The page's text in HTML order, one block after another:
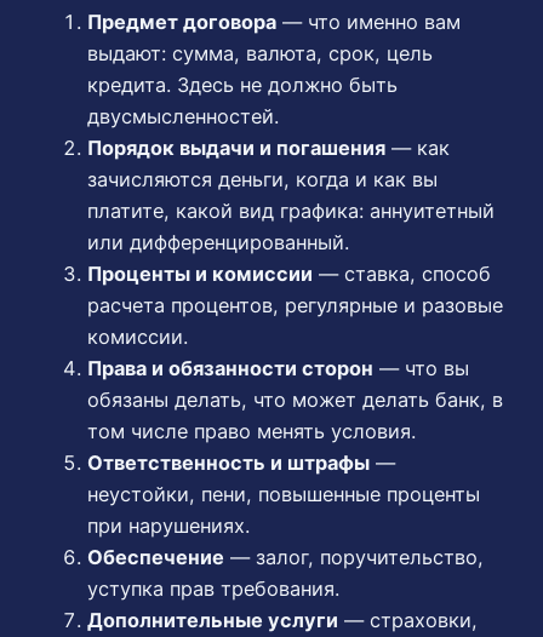
Предмет договора — что именно вам
выдают: сумма, валюта, срок, цель
кредита. Здесь не должно быть
двусмысленностей.
Порядок выдачи и погашения — как
зачисляются деньги, когда и как вы
платите, какой вид графика: аннуитетный
или дифференцированный.
Проценты и комиссии — ставка, способ
расчета процентов, регулярные и разовые
комиссии.
Права и обязанности сторон — что вы
обязаны делать, что может делать банк, в
том числе право менять условия.
Ответственность и штрафы —
неустойки, пени, повышенные проценты
при нарушениях.
Обеспечение — залог, поручительство,
уступка прав требования.
Дополнительные услуги — страховки,